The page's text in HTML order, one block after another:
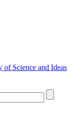
Science and Ideas